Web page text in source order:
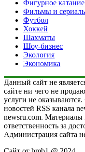
Фигурное катание
Фильмы и
Футбол
Хоккей
Шахматы
Шоу-бизнес
Экология
Экономика
Данный сайт не
сайте ни чего не
услуги не оказываются.
новостей RSS канала
newsru.com. Материалы
ответственность за
Администрация сайта